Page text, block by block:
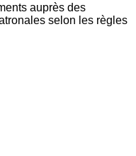
auprès des
selon les règles